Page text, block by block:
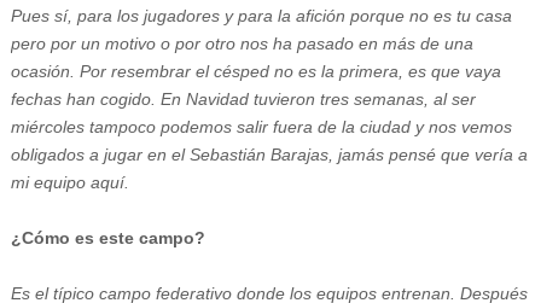
Pues sí, para los jugadores y para la afición porque no es tu casa
pero por un motivo o por otro nos ha pasado en más de una
ocasión. Por resembrar el césped no es la primera, es que vaya
fechas han cogido. En Navidad tuvieron tres semanas, al ser
miércoles tampoco podemos salir fuera de la ciudad y nos vemos
obligados a jugar en el Sebastián Barajas, jamás pensé que vería a
mi equipo aquí.
¿Cómo es este campo?
Es el típico campo federativo donde los equipos entrenan. Después